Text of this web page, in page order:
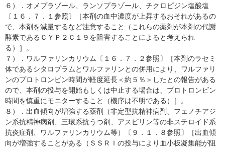
６）．オメプラゾール、ランソプラゾール、チクロピジン塩酸塩
〔１６．７．１参照〕［本剤の血中濃度が上昇するおそれがあるの
で、本剤を減量するなど注意すること（これらの薬剤が本剤の代謝
酵素であるＣＹＰ２Ｃ１９を阻害することによると考えられ
る）］。
７）．ワルファリンカリウム〔１６．７．２参照〕［本剤のラセミ
体であるシタロプラムとワルファリンとの併用により、ワルファリ
ンのプロトロンビン時間が軽度延長＜約５％＞したとの報告がある
ので、本剤の投与を開始もしくは中止する場合は、プロトロンビン
時間を慎重にモニターすること（機序は不明である）］。
８）．出血傾向が増強する薬剤（非定型抗精神病剤、フェノチアジ
ン系抗精神病剤、三環系抗うつ剤、アスピリン等の非ステロイド系
抗炎症剤、ワルファリンカリウム等）〔９．１．８参照〕［出血傾
向が増強することがある（ＳＳＲＩの投与により血小板凝集能が阻